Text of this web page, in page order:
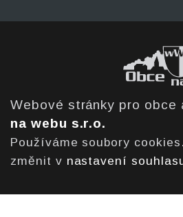
Webové stránky pro
na webu s.r.o.
Používáme soubory
změnit v nastavení